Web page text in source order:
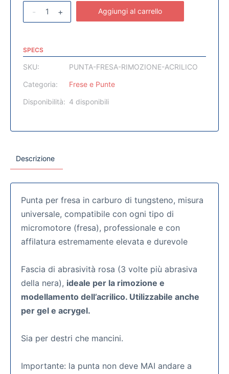
- + Aggiungi al carrello
SPECS
SKU:
PUNTA-FRESA-RIMOZIONE-ACRILICO
Categoria:
Frese e Punte
Disponibilità: 4 disponibili
Descrizione
Punta per fresa in carburo di tungsteno, misura
universale, compatibile con ogni tipo di
micromotore (fresa), professionale e con
affilatura estremamente elevata e durevole
Fascia di abrasività rosa (3 volte più abrasiva
della nera), ideale per la rimozione e
modellamento dell’acrilico. Utilizzabile anche
per gel e acrygel.
Sia per destri che mancini.
Importante: la punta non deve MAI andare a